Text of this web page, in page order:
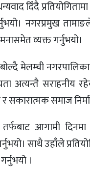
दिँदै
नगरप्रमुख
व्यक्त गर्नुभयो।
मेलम्ची
अत्यन्तै सराहनीय
समाज
आगामी
साथै उहाँले
।